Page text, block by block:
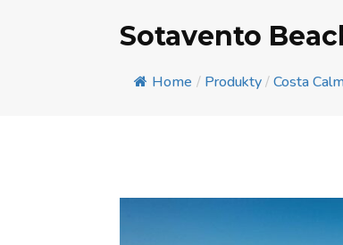
Sotavento
Home / Produkty / Costa